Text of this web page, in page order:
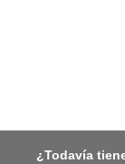
¿Todavía